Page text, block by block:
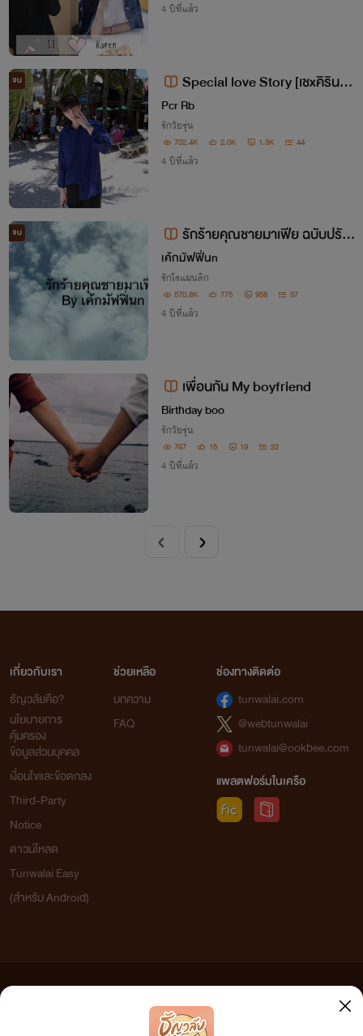
4 ปีที่แล้ว
จบ
Special love Story [เชxคิริน] รุ่
นลูก set LUI
Pcr Rb
รักวัยรุ่น
702.4K 2.0K 1.3K 44
4 ปีที่แล้ว
จบ
รักร้ายคุณชายมาเฟีย ฉบับปรับ
ปรุง
เค้กมัฟฟิ่นn
รักโรแมนติก
570.8K 775 958 37
4 ปีที่แล้ว
เพื่อนกัน My boyfriend
Birthday boo
รักวัยรุ่น
767 15 19 22
4 ปีที่แล้ว
เกี่ยวกับเรา
ธัญวลัยคือ?
นโยบายการ
คุ้มครอง
ข้อมูลส่วนบุคคล
เงื่อนไขและข้อตกลง
Third-Party
Notice
ดาวน์โหลด
Tunwalai Easy
(สำหรับ Android)
ช่วยเหลือ
บทความ
FAQ
ช่องทางติดต่อ
tunwalai.com
@webtunwalai
tunwalai@ookbee.com
แพลตฟอร์มในเครือ
เว็บไซต์แห่งนี้ไม่ได้เห็นด้วยและไม่ขอรับผิดชอบต่อข้อความใดๆ ทั้งสิ้น ดังนั้นผู้อ่านทุกท่านโปรดใช้
วิจารณญาณในการกลั่นกรองด้วยตนเอง และหากท่านพบข้อความใดๆ ที่ขัดต่อกฎหมายและศีลธรรม